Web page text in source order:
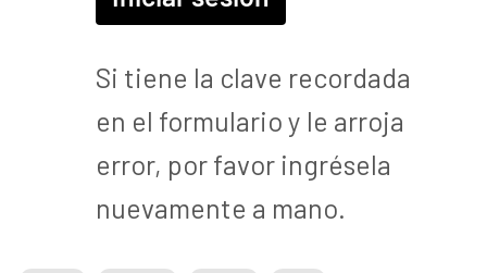
Si tiene la clave recordada
en el formulario y le arroja
error, por favor ingrésela
nuevamente a mano.